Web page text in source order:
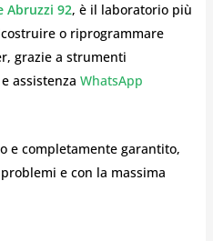
Abruzzi 92, è il laboratorio più
o riprogrammare
grazie a strumenti
assistenza WhatsApp
e completamente garantito,
e con la massima